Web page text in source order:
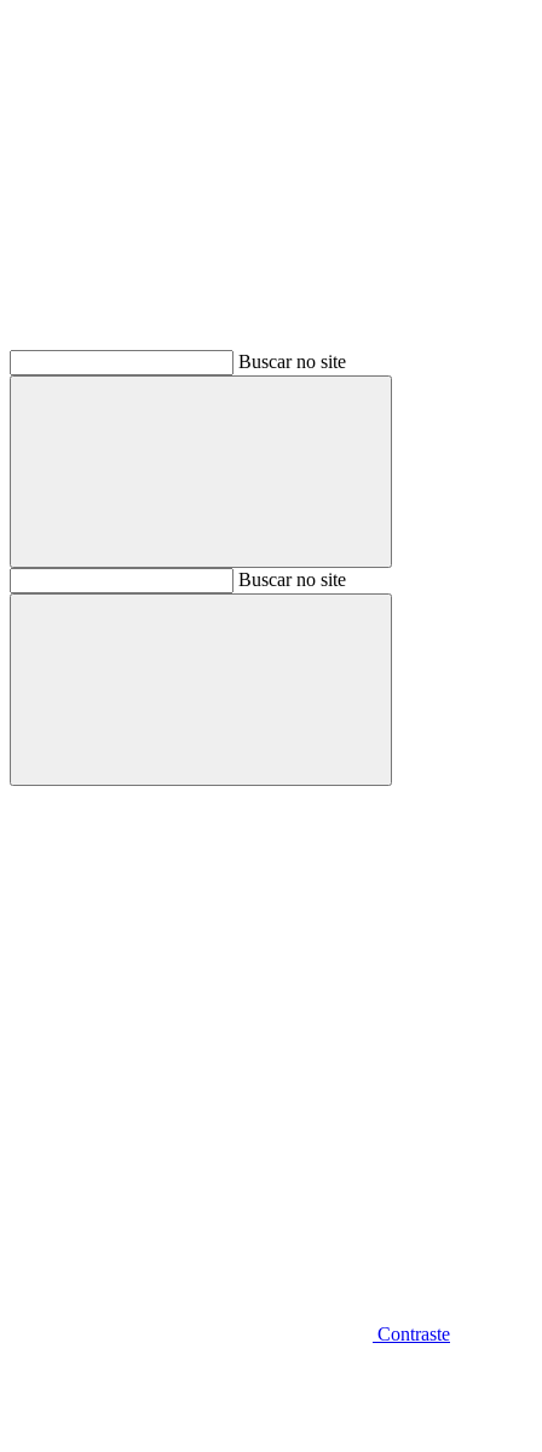
Buscar no site
BuscarBuscar no site
Buscar
Contraste